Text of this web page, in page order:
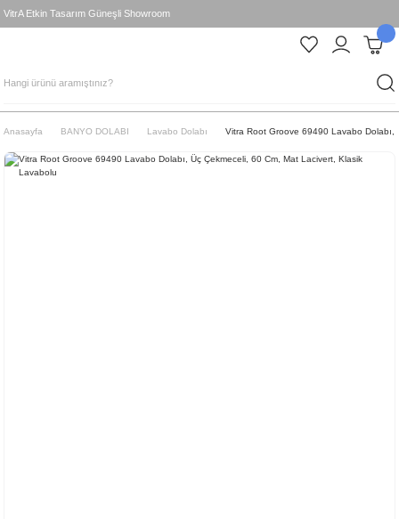
VitrA Etkin Tasarım Güneşli Showroom
Anasayfa BANYO DOLABI Lavabo Dolabı Vitra Root Groove 69490 Lavabo